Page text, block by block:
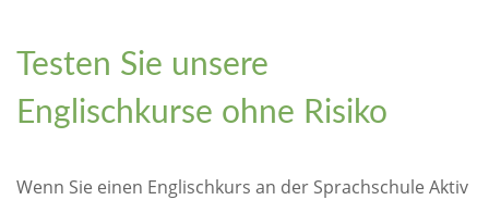
Testen Sie unsere
Englischkurse ohne Risiko
Wenn Sie einen Englischkurs an der Sprachschule Aktiv